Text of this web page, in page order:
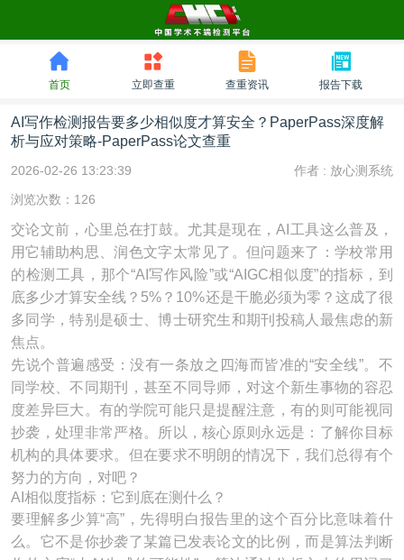
首页 立即查重 查重资讯 报告下载
AI写作检测报告要多少相似度才算安全？PaperPass深度解
析与应对策略-PaperPass论文查重
2026-02-26 13:23:39 作者 : 放心测系统
浏览次数：126
交论文前，心里总在打鼓。尤其是现在，AI工具这么普及，
用它辅助构思、润色文字太常见了。但问题来了：学校常用
的检测工具，那个“AI写作风险”或“AIGC相似度”的指标，到
底多少才算安全线？5%？10%还是干脆必须为零？这成了很
多同学，特别是硕士、博士研究生和期刊投稿人最焦虑的新
焦点。
先说个普遍感受：没有一条放之四海而皆准的“安全线”。不
同学校、不同期刊，甚至不同导师，对这个新生事物的容忍
度差异巨大。有的学院可能只是提醒注意，有的则可能视同
抄袭，处理非常严格。所以，核心原则永远是：了解你目标
机构的具体要求。但在要求不明朗的情况下，我们总得有个
努力的方向，对吧？
AI相似度指标：它到底在测什么？
要理解多少算“高”，先得明白报告里的这个百分比意味着什
么。它不是你抄袭了某篇已发表论文的比例，而是算法判断